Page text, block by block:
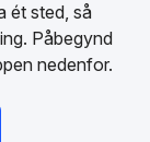
ét sted, så
Påbegynd
nedenfor.